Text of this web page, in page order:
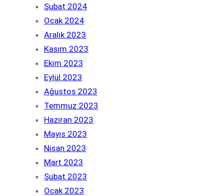
Şubat 2024
Ocak 2024
Aralık 2023
Kasım 2023
Ekim 2023
Eylül 2023
Ağustos 2023
Temmuz 2023
Haziran 2023
Mayıs 2023
Nisan 2023
Mart 2023
Şubat 2023
Ocak 2023